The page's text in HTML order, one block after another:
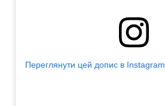
Переглянути цей допис в Instagram